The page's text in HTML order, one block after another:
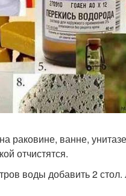
раковине, ванне,
отчистятся.
воды добавить 2